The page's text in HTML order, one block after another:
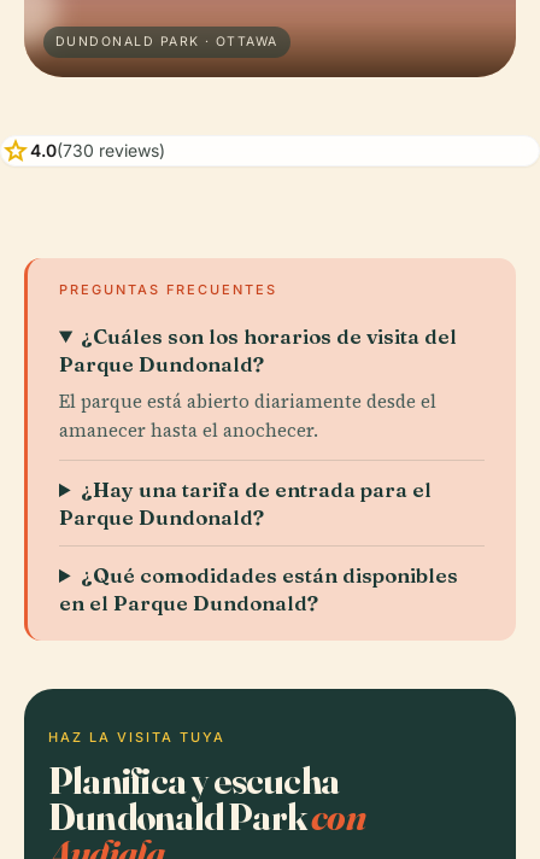
DUNDONALD PARK · OTTAWA
star4.0(730 reviews)
PREGUNTAS FRECUENTES
¿Cuáles son los horarios de visita del
Parque Dundonald?
El parque está abierto diariamente desde el
amanecer hasta el anochecer.
¿Hay una tarifa de entrada para el
Parque Dundonald?
¿Qué comodidades están disponibles
en el Parque Dundonald?
HAZ LA VISITA TUYA
Planifica y escucha
Dundonald Parkcon